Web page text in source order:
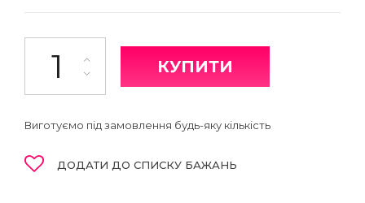
КУПИТИ
Виготуємо під замовлення будь-яку кількість
ДОДАТИ ДО СПИСКУ БАЖАНЬ